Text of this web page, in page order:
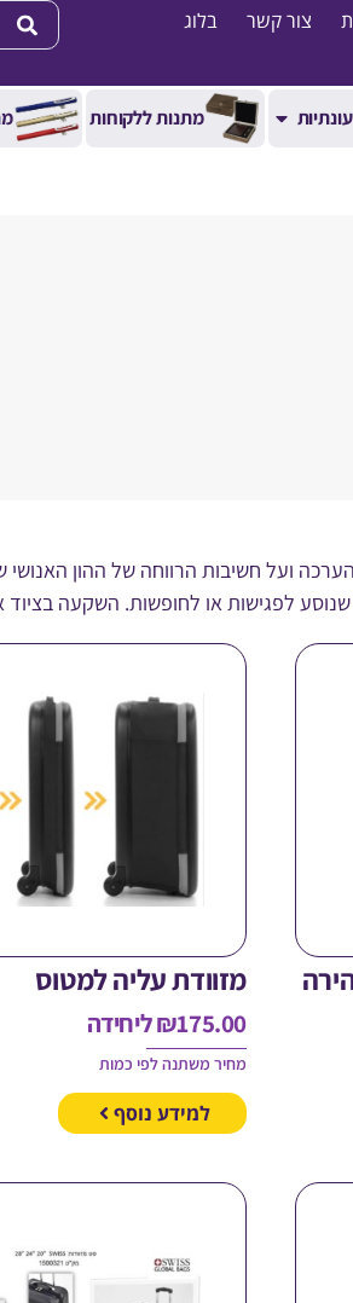
צור קשר בלוג
מתנות ללקוחות
ועל חשיבות הרווחה של ההון
לפגישות או לחופשות. השקעה
מזוודת עליה למטוס
₪175.00 ליחידה
מחיר משתנה לפי כמות
למידע נוסף